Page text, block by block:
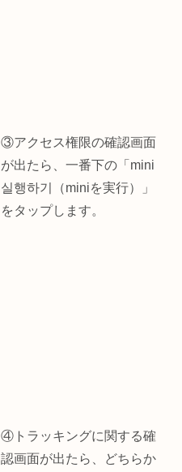
③アクセス権限の確認画面
が出たら、一番下の「mini
실행하기（miniを実行）」
をタップします。
④トラッキングに関する確
認画面が出たら、どちらか